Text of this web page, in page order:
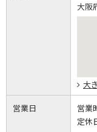
大阪
大
営業日 営業
定休